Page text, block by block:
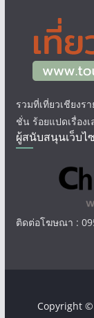
รวมที่เที่ยวเชียงร
ชั่น ร้อยแปดเรื่อง
ผู้สนับสนุนเว็บไ
ติดต่อโฆษณา :
Copyright